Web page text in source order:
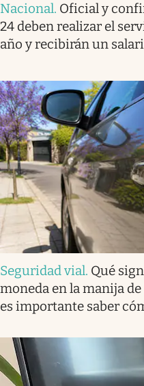
Nacional. Oficial y
24 deben realizar el
año y recibirán un
Seguridad vial. Qué
moneda en la manija
es importante saber